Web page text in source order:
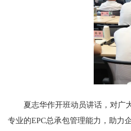
夏志华作开班动员讲话，对广大
专业的EPC总承包管理能力，助力